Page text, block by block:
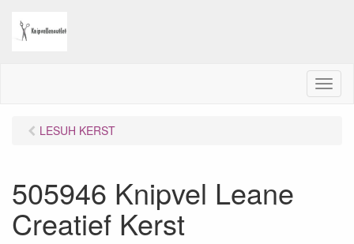
M
e
LESUH KERST
505946 Knipvel Leane
Creatief Kerst